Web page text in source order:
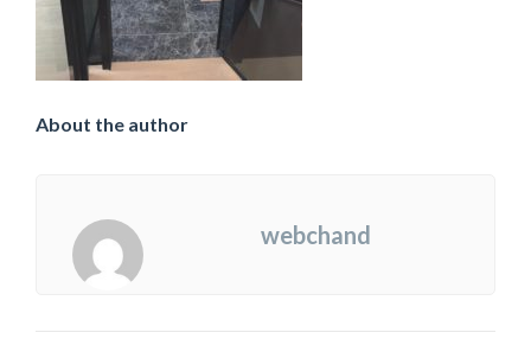
About the author
webchand